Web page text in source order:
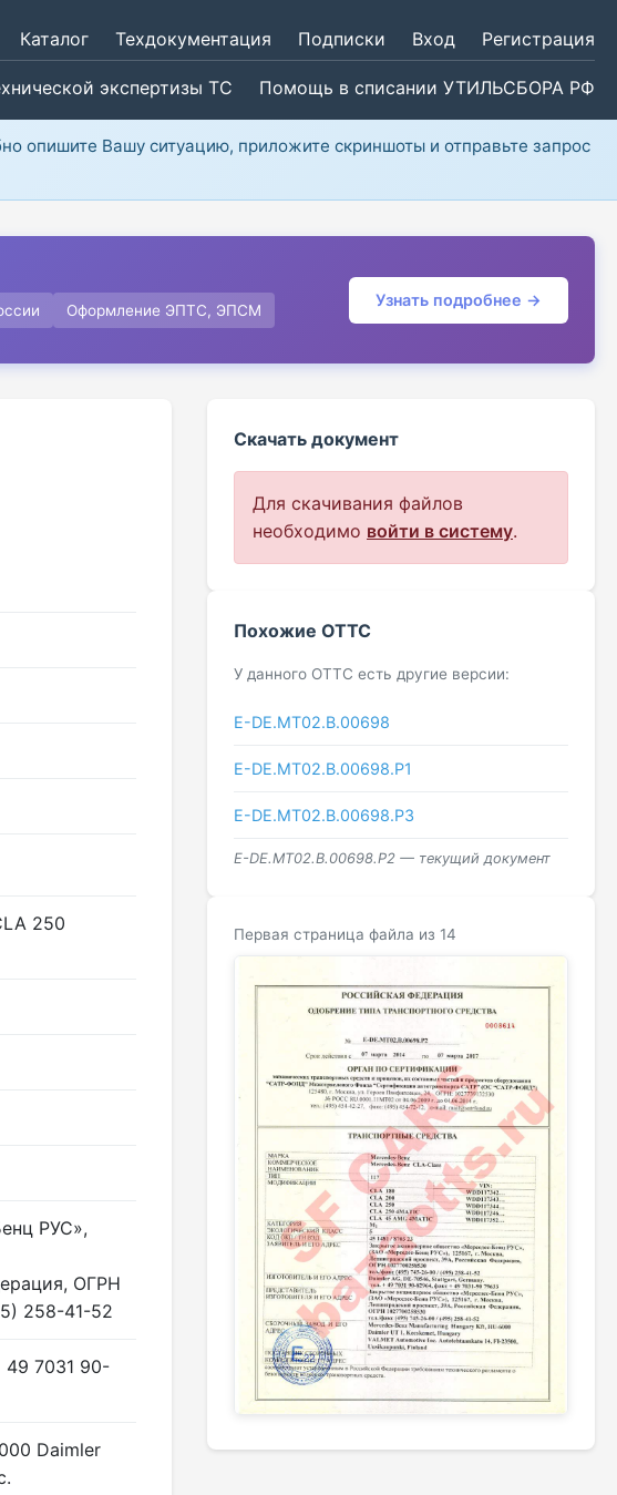
Каталог Техдокументация Подписки Вход Регистрация
экспертизы ТС Помощь в списании УТИЛЬСБОРА РФ
опишите Вашу ситуацию, приложите скриншоты и отправьте запрос
Оформление ЭПТС, ЭПСМ
Узнать подробнее →
250
РУС»,
ОГРН
258-41-52
49 7031 90-
Daimler
Скачать документ
Для скачивания файлов
необходимо войти в систему.
Похожие ОТТС
У данного ОТТС есть другие версии:
E-DE.МТ02.B.00698
E-DE.МТ02.B.00698.Р1
E-DE.МТ02.B.00698.Р3
E-DE.МТ02.B.00698.Р2 — текущий документ
Первая страница файла из 14